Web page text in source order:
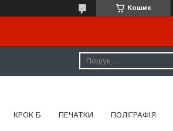
Кошик
КРОК Б ПЕЧАТКИ ПОЛІГРАФІЯ